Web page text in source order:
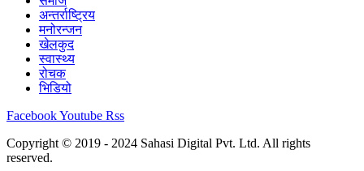
अन्तर्राष्ट्रिय
मनोरन्जन
खेलकुद
स्वास्थ्य
रोचक
भिडियो
FacebookYoutube Rss
Copyright © 2019 - 2024 Sahasi Digital Pvt. Ltd. All rights
reserved.